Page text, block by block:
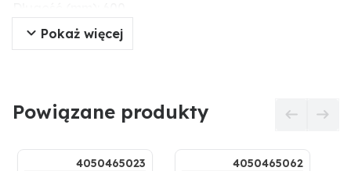
Ø zew. (mm): 124
Ciśnienie robocze (bar): 2
Pokaż więcej
Powiązane produkty
4050465023 4050465062